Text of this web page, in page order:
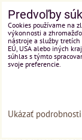
Predvoľby
Cookies používame na
výkonnosti a
nástroje a služby
EÚ, USA alebo iných
súhlas s týmto
svoje preferencie.
Ukázať podrobnosti